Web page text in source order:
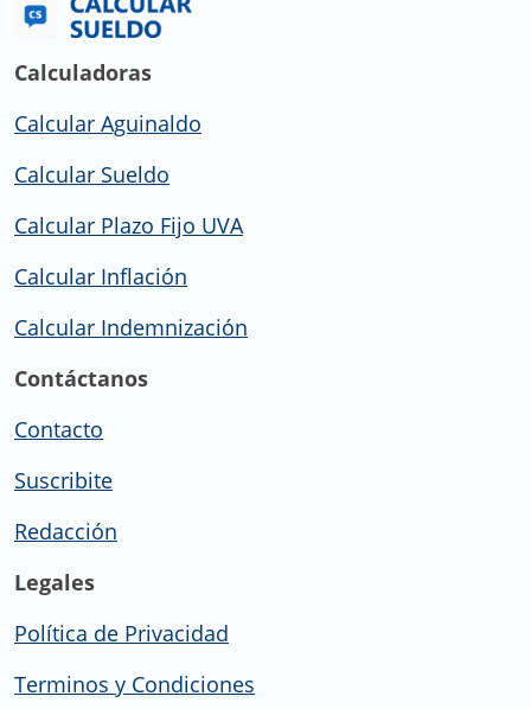
Calculadoras
Calcular Aguinaldo
Calcular Sueldo
Calcular Plazo Fijo UVA
Calcular Inflación
Calcular Indemnización
Contáctanos
Contacto
Suscribite
Redacción
Legales
Política de Privacidad
Terminos y Condiciones